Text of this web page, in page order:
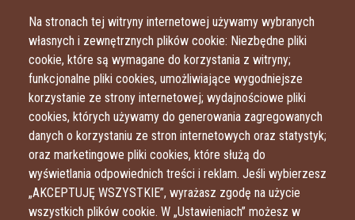
Na stronach tej witryny internetowej używamy wybranych
własnych i zewnętrznych plików cookie: Niezbędne pliki
cookie, które są wymagane do korzystania z witryny;
funkcjonalne pliki cookies, umożliwiające wygodniejsze
korzystanie ze strony internetowej; wydajnościowe pliki
cookies, których używamy do generowania zagregowanych
danych o korzystaniu ze stron internetowych oraz statystyk;
oraz marketingowe pliki cookies, które służą do
wyświetlania odpowiednich treści i reklam. Jeśli wybierzesz
„AKCEPTUJĘ WSZYSTKIE”, wyrażasz zgodę na użycie
wszystkich plików cookie. W „Ustawieniach” możesz w